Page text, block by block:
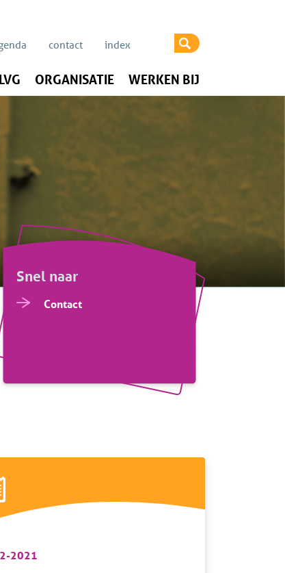
contact index
ORGANISATIE WERKEN BIJ
Snel naar
Contact
2021